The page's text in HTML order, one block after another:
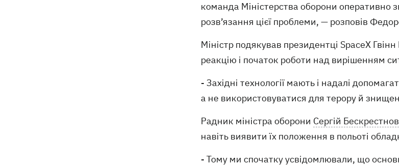
команда Міністерства оборони оперативно
розв’язання цієї проблеми, — розповів
Міністр подякував президентці SpaceX
реакцію і початок роботи над вирішенням
- Західні технології мають і надалі
а не використовуватися для терору й
Радник міністра оборони Сергій Бескрестнов
навіть виявити їх положення в польоті
- Тому ми спочатку усвідомлювали, що